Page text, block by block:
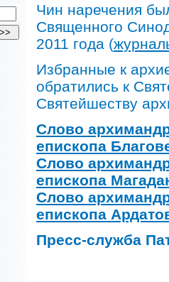
Чин наречения
Священного
2011 года (
Избранные к
обратились к
Святейшеству
Слово
епископа
Слово
епископа
Слово
епископа
Пресс-служба